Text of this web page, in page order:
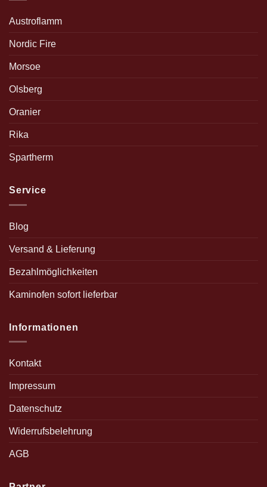
Austroflamm
Nordic Fire
Morsoe
Olsberg
Oranier
Rika
Spartherm
Service
Blog
Versand & Lieferung
Bezahlmöglichkeiten
Kaminofen sofort lieferbar
Informationen
Kontakt
Impressum
Datenschutz
Widerrufsbelehrung
AGB